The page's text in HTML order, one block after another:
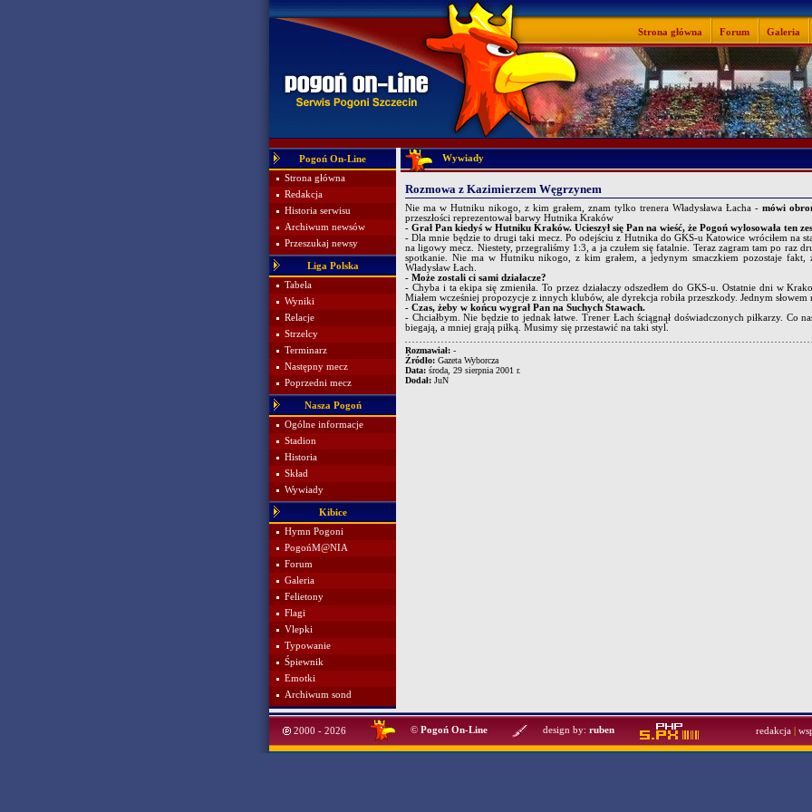
Strona główna Forum Galeria
Pogoń On-Line
Strona główna
Redakcja
Historia serwisu
Archiwum newsów
Przeszukaj newsy
Liga Polska
Tabela
Wyniki
Relacje
Strzelcy
Terminarz
Następny mecz
Poprzedni mecz
Nasza Pogoń
Ogólne informacje
Stadion
Historia
Skład
Wywiady
Kibice
Hymn Pogoni
PogońM@NIA
Forum
Galeria
Felietony
Flagi
Vlepki
Typowanie
Śpiewnik
Emotki
Archiwum sond
Wywiady
Rozmowa z Kazimierzem Węgrzynem
Nie ma w Hutniku nikogo, z kim grałem, znam tylko trenera Władysława Łacha - mówi
przeszłości reprezentował barwy Hutnika Kraków
- Grał Pan kiedyś w Hutniku Kraków. Ucieszył się Pan na wieść, że Pogoń wylosowała ten
- Dla mnie będzie to drugi taki mecz. Po odejściu z Hutnika do GKS-u Katowice wróciłem na
na ligowy mecz. Niestety, przegraliśmy 1:3, a ja czułem się fatalnie. Teraz zagram tam po raz
spotkanie. Nie ma w Hutniku nikogo, z kim grałem, a jedynym smaczkiem pozostaje fakt,
Władysław Łach.
- Może zostali ci sami działacze?
- Chyba i ta ekipa się zmieniła. To przez działaczy odszedłem do GKS-u. Ostatnie dni w
Miałem wcześniej propozycje z innych klubów, ale dyrekcja robiła przeszkody. Jednym
- Czas, żeby w końcu wygrał Pan na Suchych Stawach.
- Chciałbym. Nie będzie to jednak łatwe. Trener Łach ściągnął doświadczonych piłkarzy. Co
biegają, a mniej grają piłką. Musimy się przestawić na taki styl.
Rozmawiał: -
Źródło: Gazeta Wyborcza
Data: środa, 29 sierpnia 2001 r.
Dodał: JuN
2000 - 2026 © Pogoń On-Line design by: ruben redakcja